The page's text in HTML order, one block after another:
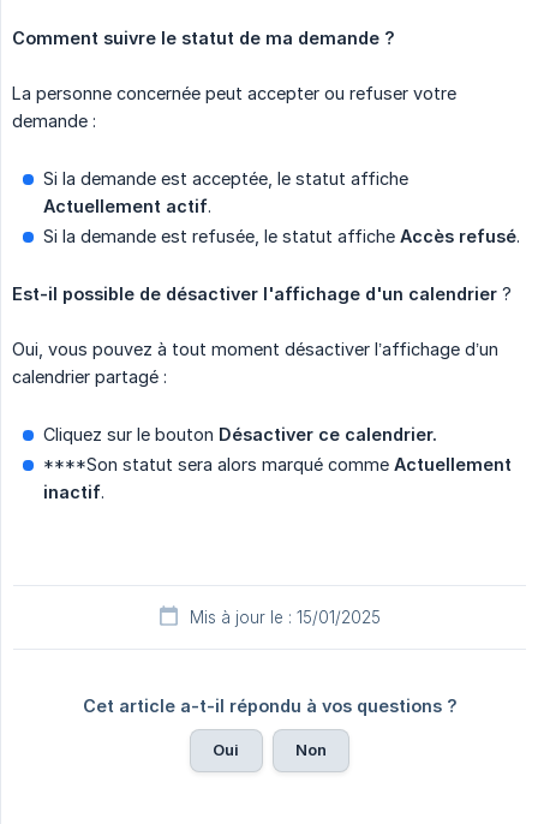
Comment suivre le statut de ma demande ?
La personne concernée peut accepter ou refuser votre
demande :
Si la demande est acceptée, le statut affiche
Actuellement actif.
Si la demande est refusée, le statut affiche Accès refusé.
Est-il possible de désactiver l'affichage d'un calendrier ?
Oui, vous pouvez à tout moment désactiver l’affichage d’un
calendrier partagé :
Cliquez sur le bouton Désactiver ce calendrier.
****Son statut sera alors marqué comme Actuellement
inactif.
Mis à jour le : 15/01/2025
Cet article a-t-il répondu à vos questions ?
Oui Non